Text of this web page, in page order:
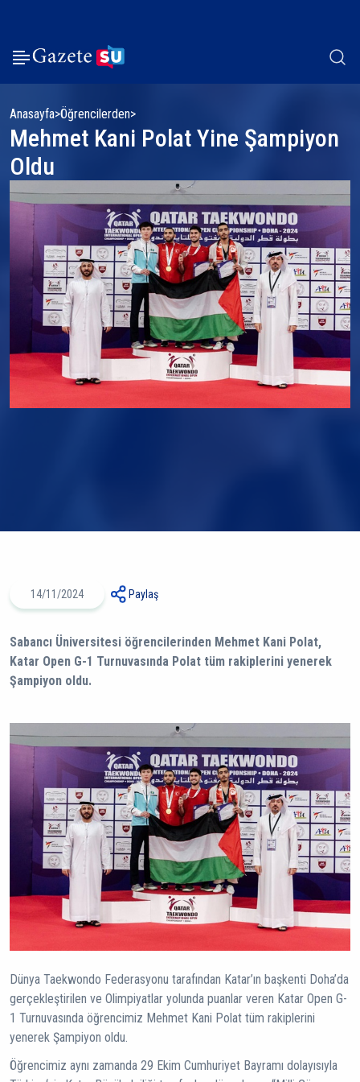
Anasayfa Öğrencilerden
Mehmet Kani Polat Yine Şampiyon
Oldu
14/11/2024 Paylaş
Sabancı Üniversitesi öğrencilerinden Mehmet Kani Polat,
Katar Open G-1 Turnuvasında Polat tüm rakiplerini yenerek
Şampiyon oldu.
Dünya Taekwondo Federasyonu tarafından Katar’ın başkenti Doha’da
gerçekleştirilen ve Olimpiyatlar yolunda puanlar veren Katar Open G-
1 Turnuvasında öğrencimiz Mehmet Kani Polat tüm rakiplerini
yenerek Şampiyon oldu.
Öğrencimiz aynı zamanda 29 Ekim Cumhuriyet Bayramı dolayısıyla